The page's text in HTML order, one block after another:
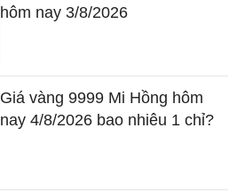
hôm nay 3/8/2026
Giá vàng 9999 Mi Hồng hôm
nay 4/8/2026 bao nhiêu 1 chỉ?